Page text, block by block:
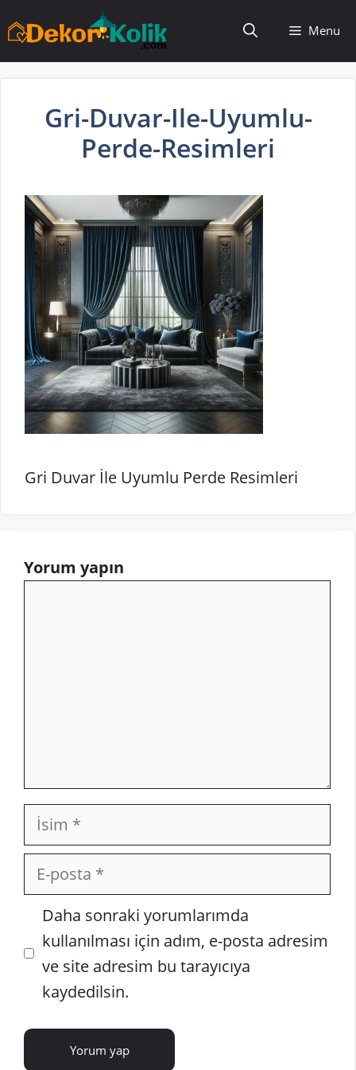
atla
Menu
Gri-Duvar-Ile-Uyumlu-
Perde-Resimleri
Gri Duvar İle Uyumlu Perde Resimleri
Yorum yapın
İsim
posta
İnternet
sitesi
Daha sonraki yorumlarımda
kullanılması için adım, e-posta adresim
ve site adresim bu tarayıcıya
kaydedilsin.